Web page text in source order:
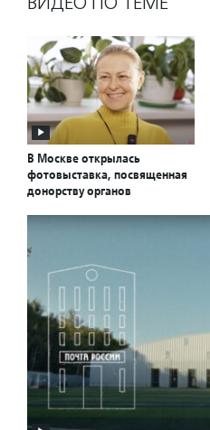
В Москве открылась
фотовыставка, посвященная
донорству органов